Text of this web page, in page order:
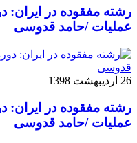
رشته مفقوده در ایران:
عملیات /حامد قدوسی
26 اردیبهشت 1398
رشته مفقوده در ایران:
عملیات /حامد قدوسی